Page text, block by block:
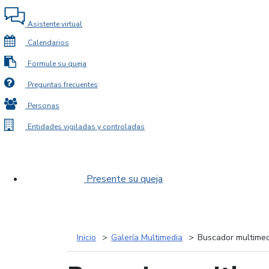
Asistente virtual
Calendarios
Formule su queja
Preguntas frecuentes
Personas
Entidades vigiladas y controladas
Presente su queja
Inicio Galería Multimedia Buscador